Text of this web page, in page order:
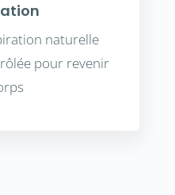
naturelle
pour revenir